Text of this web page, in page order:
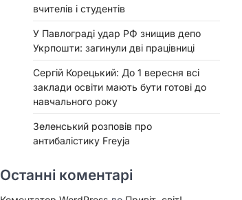
вчителів і студентів
У Павлограді удар РФ знищив депо
Укрпошти: загинули дві працівниці
Сергій Корецький: До 1 вересня всі
заклади освіти мають бути готові до
навчального року
Зеленський розповів про
антибалістику Freyja
Останні коментарі